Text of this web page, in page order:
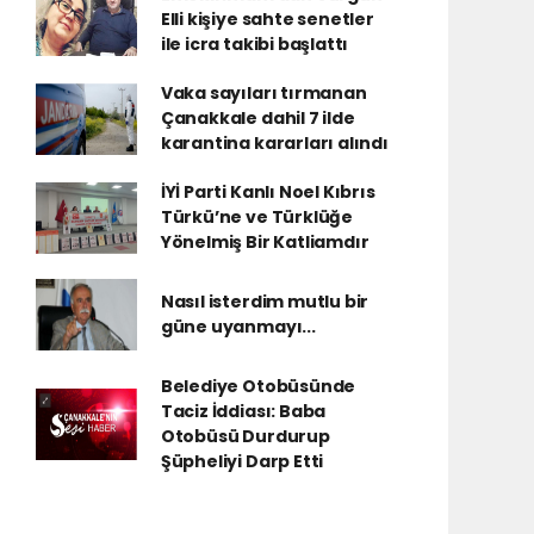
Elli kişiye sahte senetler
ile icra takibi başlattı
Vaka sayıları tırmanan
Çanakkale dahil 7 ilde
karantina kararları alındı
İYİ Parti Kanlı Noel Kıbrıs
Türkü’ne ve Türklüğe
Yönelmiş Bir Katliamdır
Nasıl isterdim mutlu bir
güne uyanmayı...
Belediye Otobüsünde
Taciz İddiası: Baba
Otobüsü Durdurup
Şüpheliyi Darp Etti